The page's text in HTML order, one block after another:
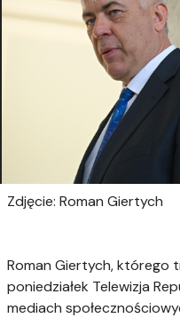
Zdjęcie: Roman Giertych
Roman Giertych, którego
poniedziałek Telewizja
mediach